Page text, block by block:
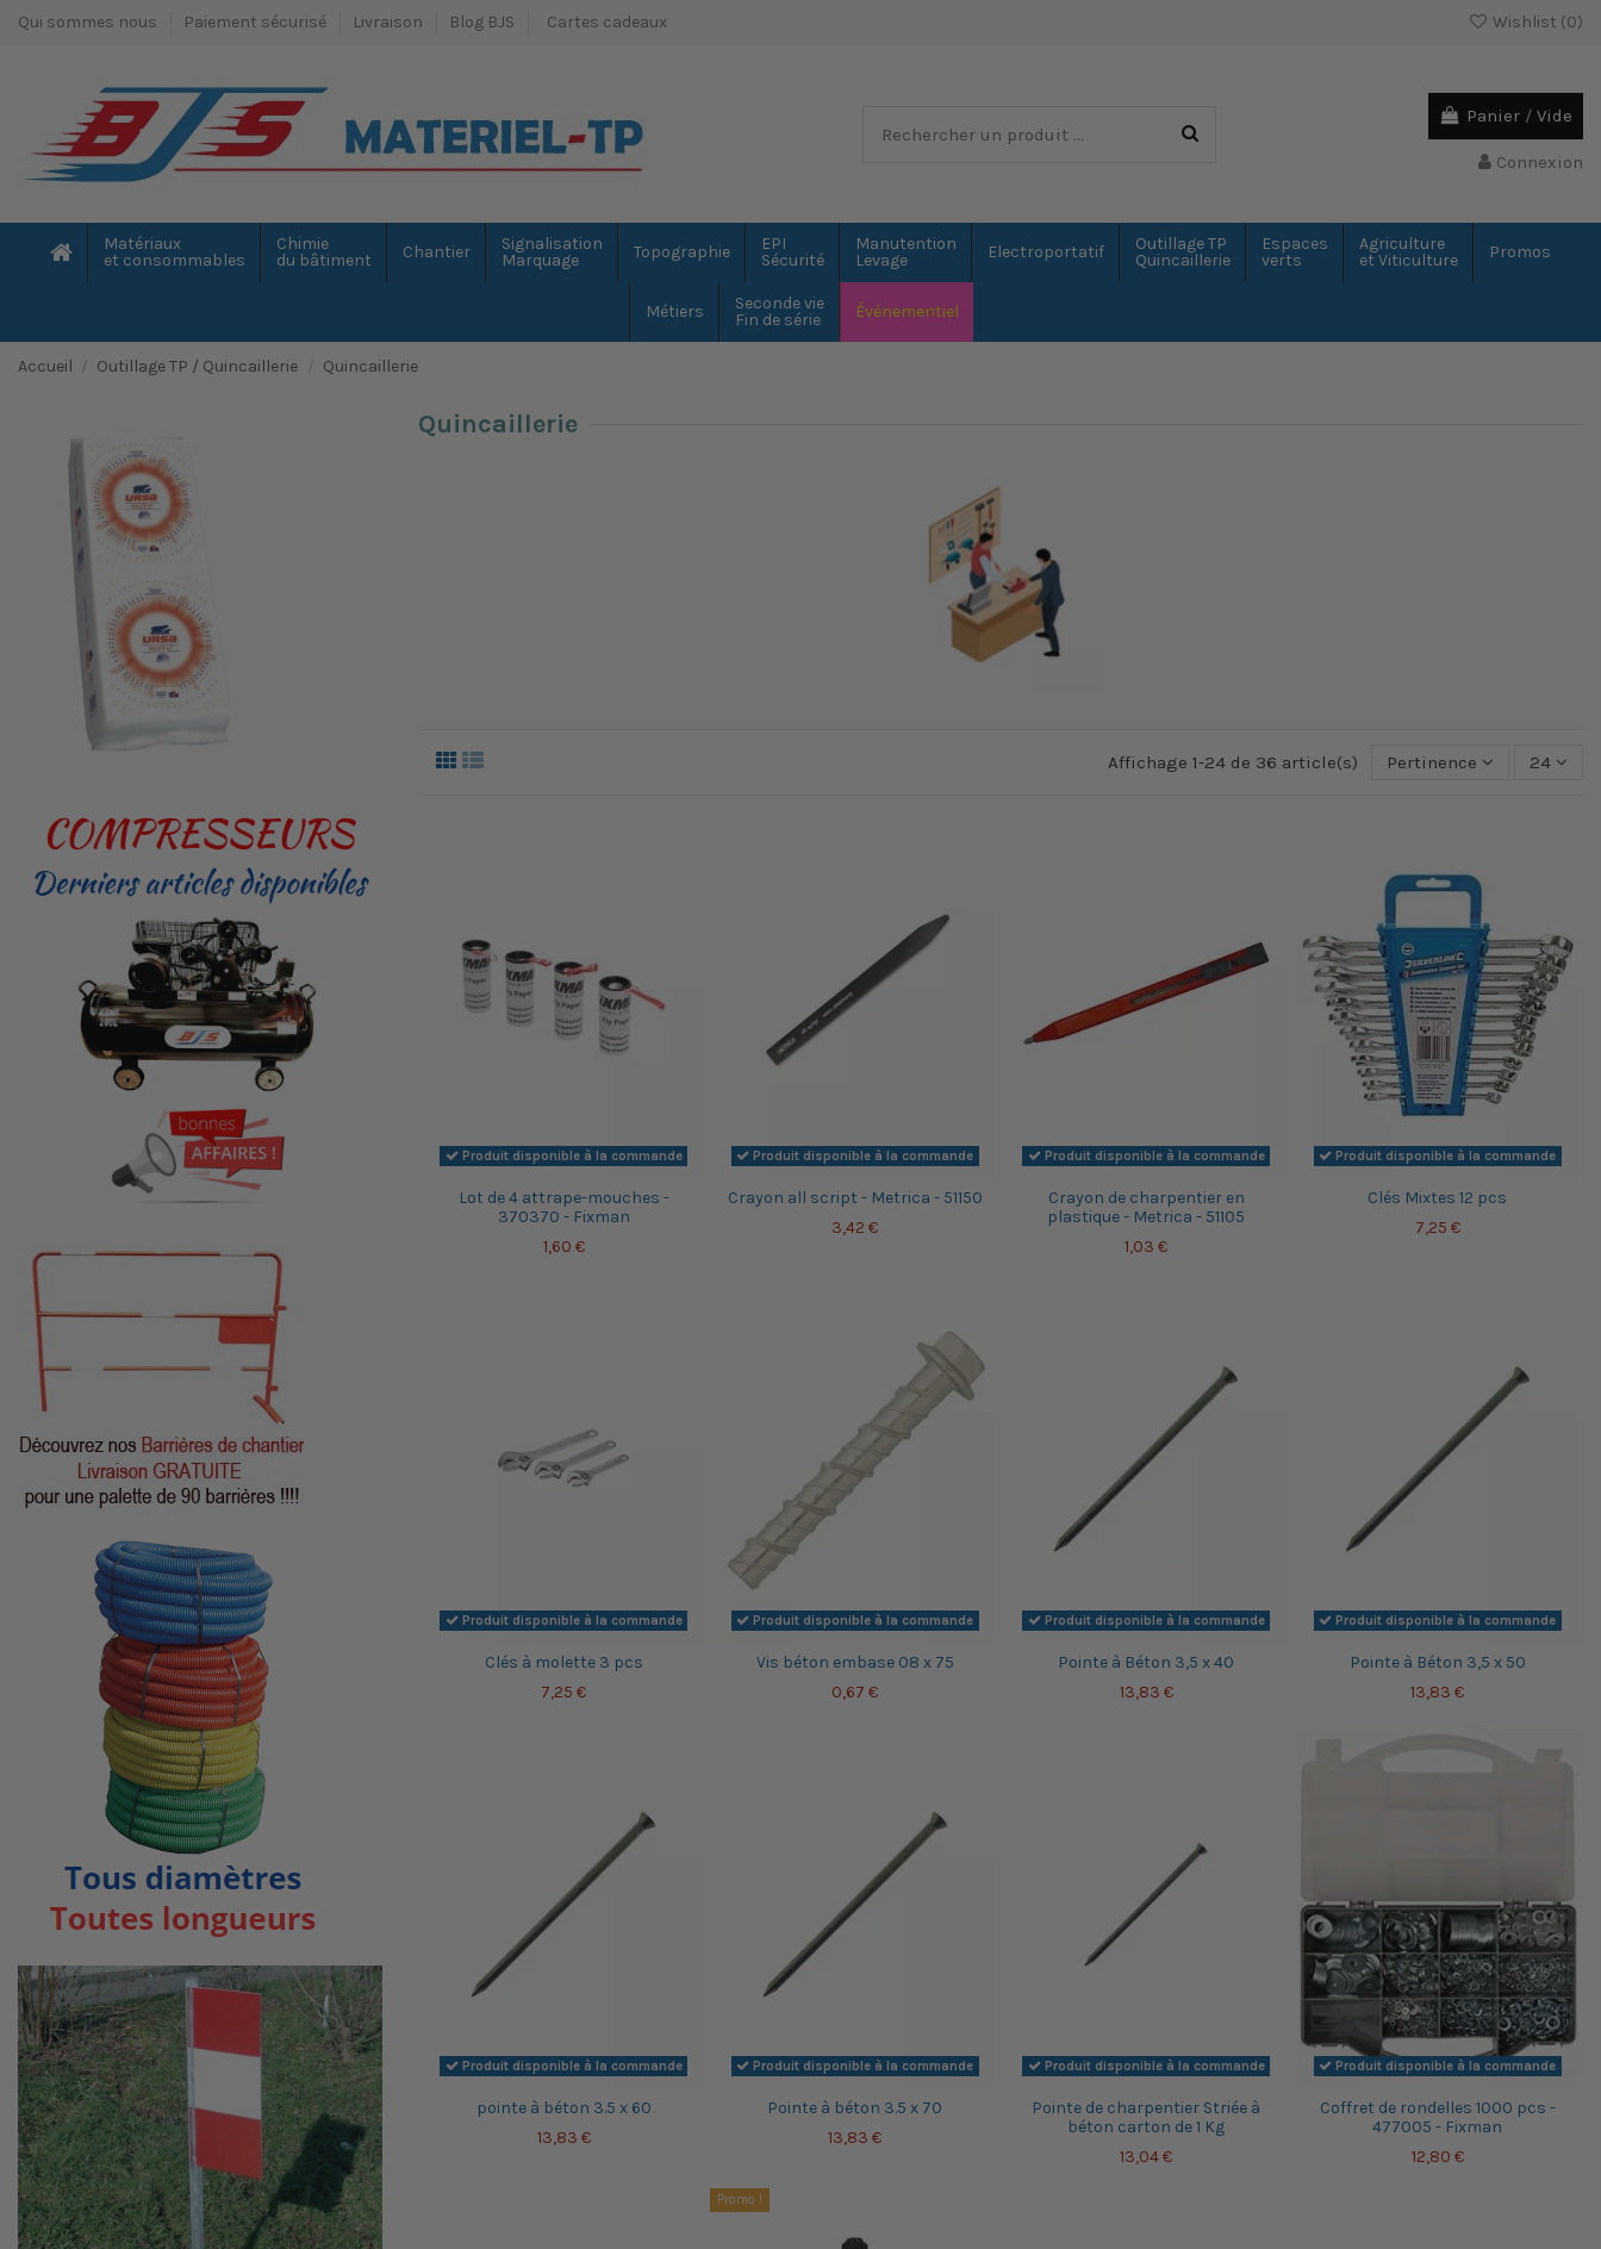
Qui sommes nous Paiement sécurisé Livraison Blog BJS Cartes cadeaux Wishlist (0)
Panier / Vide
Connexion
Matériaux
et consommables
Chimie
du bâtiment
Chantier
Signalisation
Marquage
Topographie
EPI
Sécurité
Manutention
Levage
Electroportatif
Outillage TP
Quincaillerie
Espaces
verts
Agriculture
et Viticulture
Promos
Métiers
Seconde vie
Fin de série
Événementiel
Accueil Outillage TP / Quincaillerie Quincaillerie
Quincaillerie
Affichage 1-24 de 36 article(s) Pertinence 24
Produit disponible à la commande
Lot de 4 attrape-mouches -
370370 - Fixman
1,60 €
Produit disponible à la commande
Crayon all script - Metrica - 51150
3,42 €
Produit disponible à la commande
Crayon de charpentier en
plastique - Metrica - 51105
1,03 €
Produit disponible à la commande
Clés Mixtes 12 pcs
7,25 €
Produit disponible à la commande
Clés à molette 3 pcs
7,25 €
Produit disponible à la commande
Vis béton embase 08 x 75
0,67 €
Produit disponible à la commande
Pointe à Béton 3,5 x 40
13,83 €
Produit disponible à la commande
Pointe à Béton 3,5 x 50
13,83 €
Produit disponible à la commande
pointe à béton 3.5 x 60
13,83 €
Produit disponible à la commande
Pointe à béton 3.5 x 70
13,83 €
Produit disponible à la commande
Pointe de charpentier Striée à
béton carton de 1 Kg
13,04 €
Produit disponible à la commande
Coffret de rondelles 1000 pcs -
477005 - Fixman
12,80 €
Promo !